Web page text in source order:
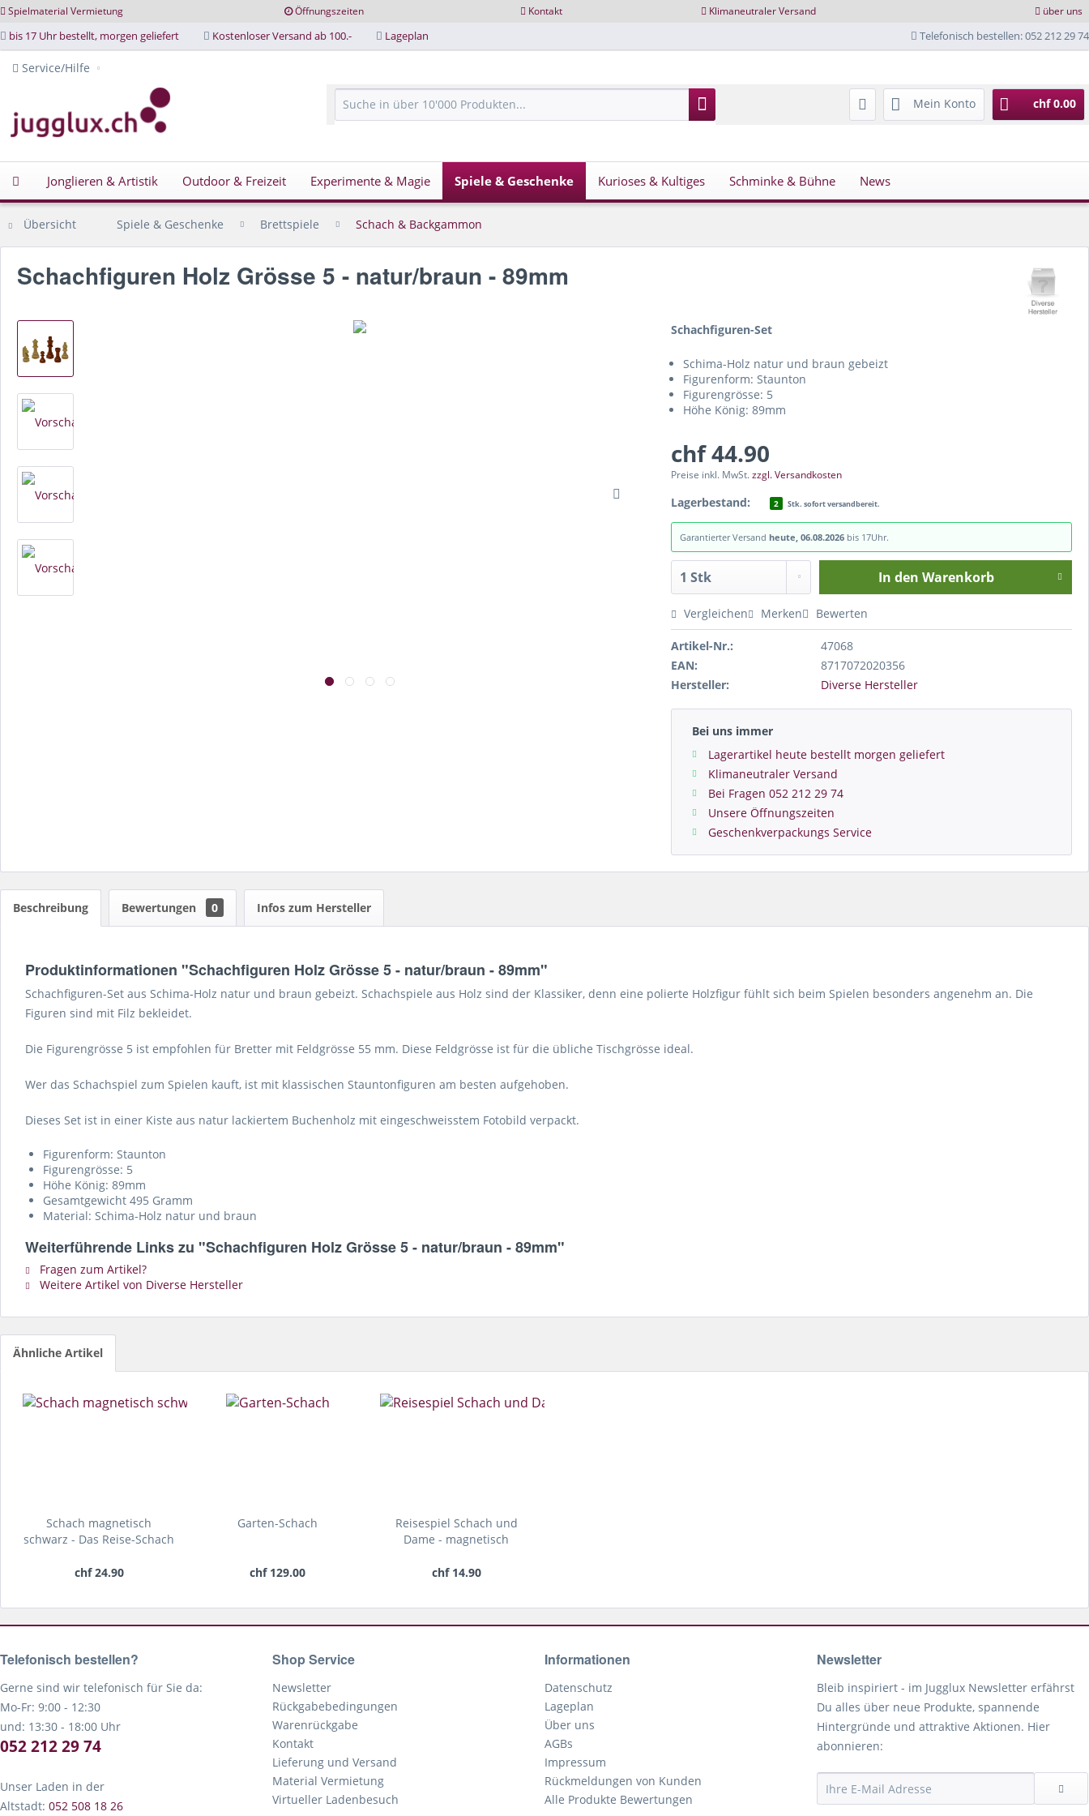
Spielmaterial Vermietung Öffnungszeiten Kontakt Klimaneutraler Versand über uns
bis 17 Uhr bestellt, morgen geliefert Kostenloser Versand ab 100.- Lageplan Telefonisch bestellen: 052 212 29 74
Service/Hilfe
Mein Konto chf 0.00
Jonglieren & Artistik Outdoor & Freizeit Experimente & Magie Spiele & Geschenke Kurioses & Kultiges Schminke & Bühne News
Übersicht Spiele & Geschenke Brettspiele Schach & Backgammon
Schachfiguren Holz Grösse 5 - natur/braun - 89mm
Schachfiguren-Set
Schima-Holz natur und braun gebeizt
Figurenform: Staunton
Figurengrösse: 5
Höhe König: 89mm
chf 44.90
Preise inkl. MwSt.zzgl. Versandkosten
Lagerbestand: 2 Stk. sofort versandbereit.
Garantierter Versand heute, 06.08.2026 bis 17Uhr.
In den Warenkorb
Vergleichen Merken Bewerten
Artikel-Nr.:
47068
EAN:
8717072020356
Hersteller:
Diverse Hersteller
Bei uns immer
Lagerartikel heute bestellt morgen geliefert
Klimaneutraler Versand
Bei Fragen 052 212 29 74
Unsere Öffnungszeiten
Geschenkverpackungs Service
Beschreibung Bewertungen 0 Infos zum Hersteller
Produktinformationen "Schachfiguren Holz Grösse 5 - natur/braun - 89mm"
Schachfiguren-Set aus Schima-Holz natur und braun gebeizt. Schachspiele aus Holz sind der Klassiker, denn eine polierte Holzfigur fühlt sich beim Spielen besonders angenehm an. Die
Figuren sind mit Filz bekleidet.
Die Figurengrösse 5 ist empfohlen für Bretter mit Feldgrösse 55 mm. Diese Feldgrösse ist für die übliche Tischgrösse ideal.
Wer das Schachspiel zum Spielen kauft, ist mit klassischen Stauntonfiguren am besten aufgehoben.
Dieses Set ist in einer Kiste aus natur lackiertem Buchenholz mit eingeschweisstem Fotobild verpackt.
Figurenform: Staunton
Figurengrösse: 5
Höhe König: 89mm
Gesamtgewicht 495 Gramm
Material: Schima-Holz natur und braun
Weiterführende Links zu "Schachfiguren Holz Grösse 5 - natur/braun - 89mm"
Fragen zum Artikel?
Weitere Artikel von Diverse Hersteller
Ähnliche Artikel
Schach magnetisch
schwarz - Das Reise-Schach
chf 24.90
Garten-Schach
chf 129.00
Reisespiel Schach und
Dame - magnetisch
chf 14.90
Telefonisch bestellen?
Gerne sind wir telefonisch für Sie da:
Mo-Fr: 9:00 - 12:30
und: 13:30 - 18:00 Uhr
052 212 29 74
Unser Laden in der
Altstadt: 052 508 18 26
Shop Service
Newsletter
Rückgabebedingungen
Warenrückgabe
Kontakt
Lieferung und Versand
Material Vermietung
Virtueller Ladenbesuch
Informationen
Datenschutz
Lageplan
Über uns
AGBs
Impressum
Rückmeldungen von Kunden
Alle Produkte Bewertungen
Newsletter
Bleib inspiriert - im Jugglux Newsletter erfährst
Du alles über neue Produkte, spannende
Hintergründe und attraktive Aktionen. Hier
abonnieren: